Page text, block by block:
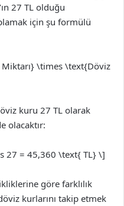
27 TL olduğu
için şu formülü
\times \text{Döviz
kuru 27 TL olarak
olacaktır:
27 = 45,360 \text{ TL} \]
göre farklılık
kurlarını takip etmek